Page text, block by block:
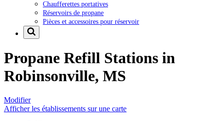
Chaufferettes portatives
Réservoirs de propane
Pièces et accessoires pour réservoir
Propane Refill Stations in
Robinsonville, MS
Modifier
Afficher les établissements sur une carte